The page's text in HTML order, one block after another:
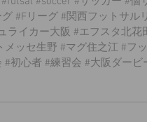
グ #Fリーグ #関西フットサル
ライカー大阪 #エフスタ北花
メッセ生野 #マグ住之江 #フ
#初心者 #練習会 #大阪ダービ